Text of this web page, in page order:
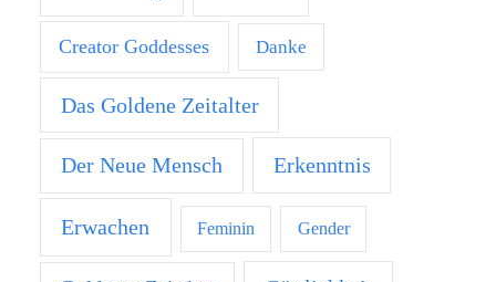
Creator Goddesses Danke
Das Goldene Zeitalter
Der Neue Mensch Erkenntnis
Erwachen Feminin Gender